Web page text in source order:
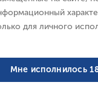
7 899 ₽
для личного
Мне исполнилось
Пароль